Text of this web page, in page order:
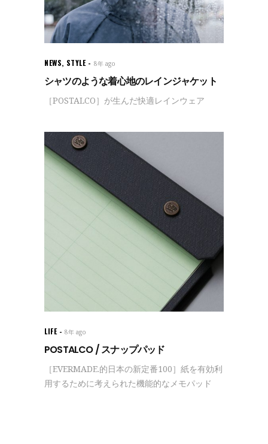
NEWS, STYLE 8年 ago
シャツのような着心地のレインジャケット
［POSTALCO］が生んだ快適レインウェア
LIFE 8年 ago
POSTALCO / スナップパッド
［EVERMADE.的日本の新定番100］紙を有効利
用するために考えられた機能的なメモパッド